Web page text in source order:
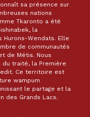
sa présence sur
nations
Tkaronto a été
la
Hurons-Wendats. Elle
de communautés
de Métis. Nous
traité, la Première
Ce territoire est
wampum
le partage et la
des Grands Lacs.